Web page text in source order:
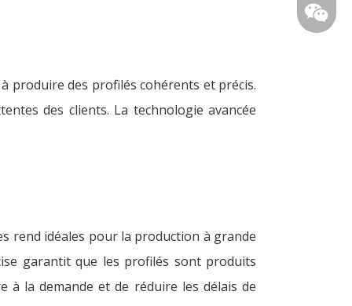
produire des profilés cohérents et précis.
des clients. La technologie avancée
rend idéales pour la production à grande
garantit que les profilés sont produits
à la demande et de réduire les délais de